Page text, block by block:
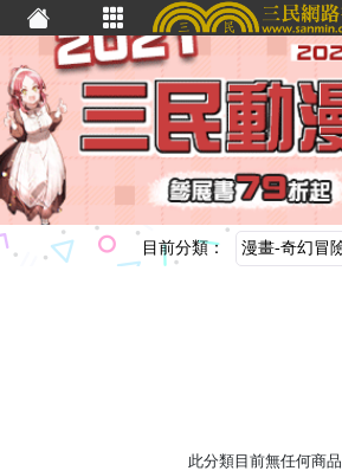
目前分類：
此分類目前無任何商品